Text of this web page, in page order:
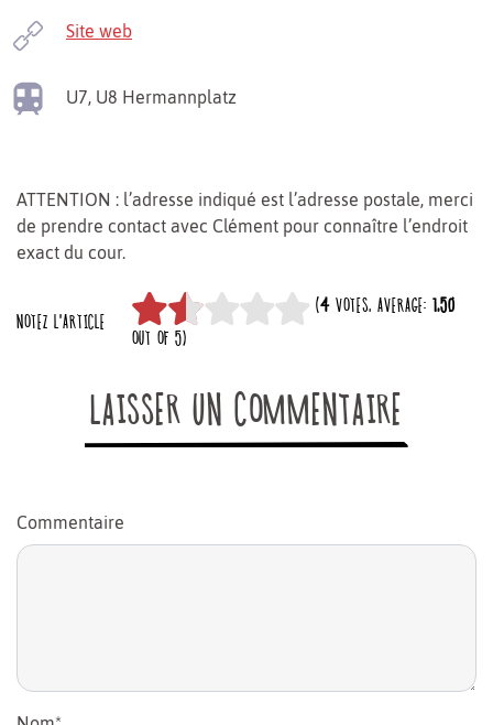
Site web
U7, U8 Hermannplatz
ATTENTION : l’adresse indiqué est l’adresse postale, merci
de prendre contact avec Clément pour connaître l’endroit
exact du cour.
NOTEZ L'ARTICLE
(4VOTES, AVERAGE: 1,50
OUT OF 5)
LAISSER UN COMMENTAIRE
Commentaire